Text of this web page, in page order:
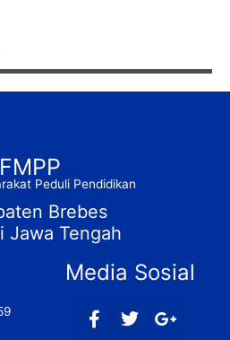
FMPP
Peduli Pendidikan
Brebes
Jawa Tengah
Media Sosial
F
a
T
w
G
o